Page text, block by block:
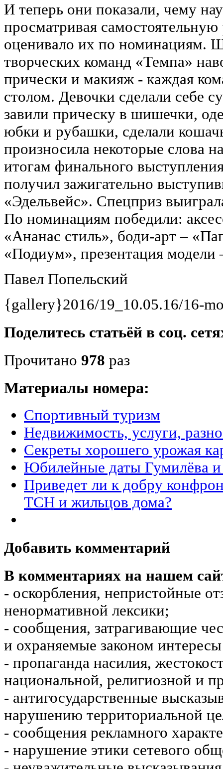
И теперь они показали, чему
просматривая самостоятельную
оценивало их по номинациям.
творческих команд «Темпа»
прически и макияж - каждая
столом. Девочки сделали себе
завили прическу в шишечки,
юбки и рубашки, сделали
произносила некоторые слова
итогам финального
получил зажигательно
«Эдельвейс». Спецприз
По номинациям победили:
«Ананас стиль», боди-арт –
«Подиум», презентация модели
Павел Попельский
{gallery}2016/19_10.05.16/16-
Поделитесь статьёй в соц.
Прочитано 978 раз
Материалы номера:
Спортивный туризм
Недвижимость, услуги,
Секреты хорошего урожая
Юбилейные даты Гумилёва
Приведет ли к добру
ТСН и жильцов дома?
Добавить комментарий
В комментариях на нашем
- оскорбления, непристойные
ненормативной лексики;
- сообщения, затрагивающие
и охраняемые законом
- пропаганда насилия,
национальной, религиозной и
- антигосударственные
нарушению территориальной
- сообщения рекламного
- нарушение этики сетевого